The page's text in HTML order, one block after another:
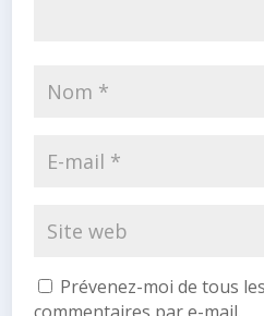
Prévenez-moi de tous